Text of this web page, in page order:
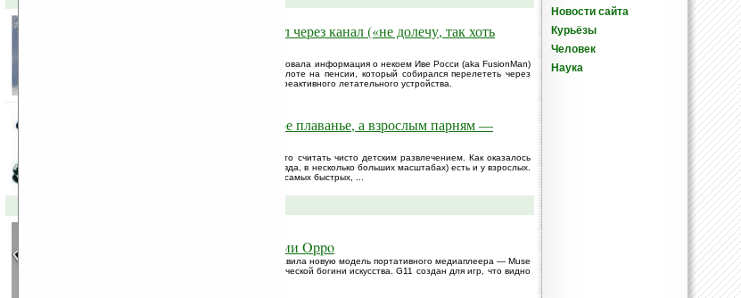
Летучий швейцарец перелетел через канал («не долечу, так хоть
Всю прошлую неделю в интернете курсировала информация о некоем Иве Росси (aka FusionMan)
— эксцентричном полушвейцарце-полупилоте на пенсии, который собирался перелететь через
канал в Кале при помощи персонального реактивного летательного устройства.
Большому кораблю — большое плаванье, а взрослым парням —
Радиоуправляемые машинки у нас принято считать чисто детским развлечением. Как оказалось
— зря... Точно такое же развлечение (правда, в несколько больших масштабах) есть и у взрослых.
Представляем вашему вниманию десятку самых быстрых, ...
Новая модель PMP от компании Oppo
На днях китайская компания Oppo представила новую модель портативного медиаплеера — Muse
G11, названного в честь Музы, Древнегреческой богини искусства. G11 создан для игр, что видно
Новости сайта
Курьёзы
Человек
Наука